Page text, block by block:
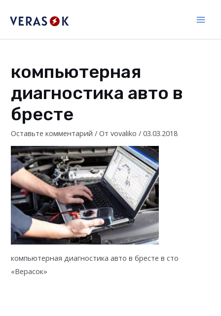
компьютерная
диагностика авто в
бресте
Оставьте комментарий / Отvovaliko/03.03.2018
компьютерная диагностика авто в бресте в сто
«Верасок»